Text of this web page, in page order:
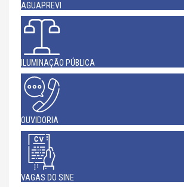
AGUAPREVI
ILUMINAÇÃO PÚBLICA
OUVIDORIA
VAGAS DO SINE